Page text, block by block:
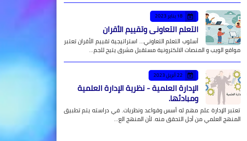
18 يناير 2023
التعلم التعاوني وتقييم الأقران
أسلوب التعلم التعاوني... استراتيجية تقييم الأقران تعتبر
مواقع الويب و المنصات الالكترونية مستقبل مشرق يتيح للجم…
22 أبريل 2023
الإدارة العلمية - نظرية الإدارة العلمية
ومبادئها.
تعتبر الإدارة علم مهم له أسس وقواعد ونظريات. في دراسته يتم تطبيق
المنهج العلمي من أجل التحقق منه. لأن المنهج الع…